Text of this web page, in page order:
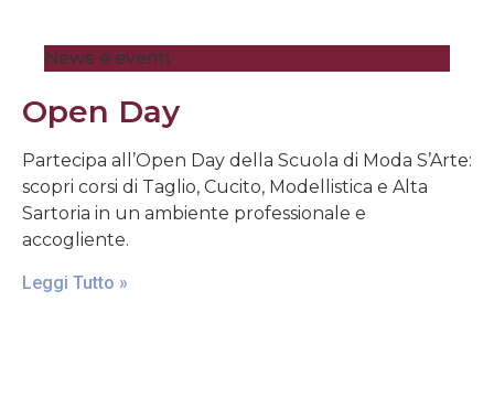
News e eventi
Open Day
Partecipa all’Open Day della Scuola di Moda S’Arte:
scopri corsi di Taglio, Cucito, Modellistica e Alta
Sartoria in un ambiente professionale e
accogliente.
Leggi Tutto »